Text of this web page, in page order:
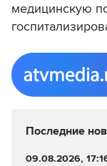
медицинскую
Последние
09.08.2026,